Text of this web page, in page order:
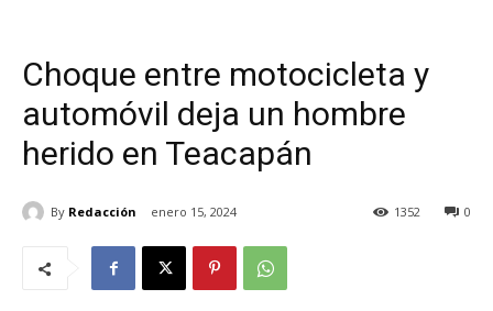
Choque entre motocicleta y
automóvil deja un hombre
herido en Teacapán
By Redacción enero 15, 2024 0
1352